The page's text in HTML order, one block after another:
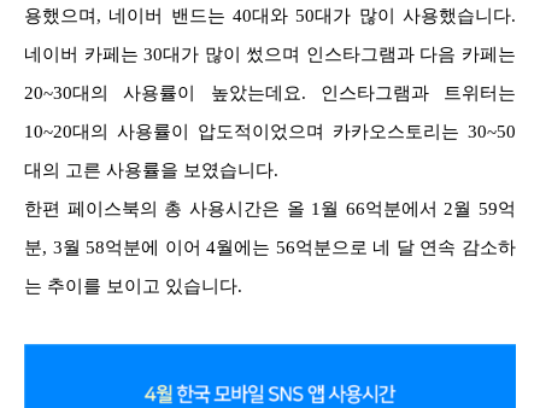
용했으며, 네이버 밴드는 40대와 50대가 많이 사용했습니다.
네이버 카페는 30대가 많이 썼으며 인스타그램과 다음 카페는
20~30대의 사용률이 높았는데요. 인스타그램과 트위터는
10~20대의 사용률이 압도적이었으며 카카오스토리는 30~50
대의 고른 사용률을 보였습니다.
한편 페이스북의 총 사용시간은 올 1월 66억분에서 2월 59억
분, 3월 58억분에 이어 4월에는 56억분으로 네 달 연속 감소하
는 추이를 보이고 있습니다.